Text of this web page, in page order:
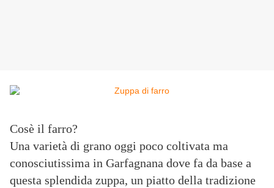
Cosè il farro?
Una varietà di grano oggi poco coltivata ma
conosciutissima in Garfagnana dove fa da base a
questa splendida zuppa, un piatto della tradizione